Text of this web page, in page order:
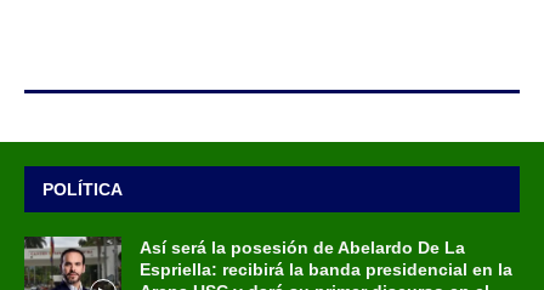
POLÍTICA
Así será la posesión de Abelardo De La
Espriella: recibirá la banda presidencial en la